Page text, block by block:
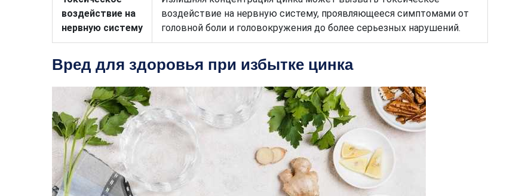
воздействие на
нервную систему
воздействие на нервную систему, проявляющееся симптомами от
головной боли и головокружения до более серьезных нарушений.
Вред для здоровья при избытке цинка